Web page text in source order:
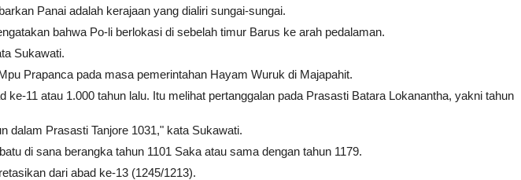
Panai adalah kerajaan yang dialiri sungai-sungai.
bahwa Po-li berlokasi di sebelah timur Barus ke arah pedalaman.
Sukawati.
Prapanca pada masa pemerintahan Hayam Wuruk di Majapahit.
11 atau 1.000 tahun lalu. Itu melihat pertanggalan pada Prasasti Batara Lokanantha, yakni tahun
dalam Prasasti Tanjore 1031," kata Sukawati.
di sana berangka tahun 1101 Saka atau sama dengan tahun 1179.
dari abad ke-13 (1245/1213).